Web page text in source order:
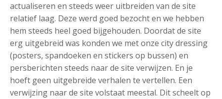
actualiseren en steeds weer uitbreiden van de site
relatief laag. Deze werd goed bezocht en we hebben
hem steeds heel goed bijgehouden. Doordat de site
erg uitgebreid was konden we met onze city dressing
(posters, spandoeken en stickers op bussen) en
persberichten steeds naar de site verwijzen. En je
hoeft geen uitgebreide verhalen te vertellen. Een
verwijzing naar de site volstaat meestal. Dit scheelt op